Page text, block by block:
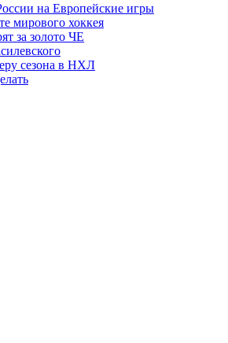
на Европейские игры
мирового хоккея
за золото ЧЕ
сезона в НХЛ